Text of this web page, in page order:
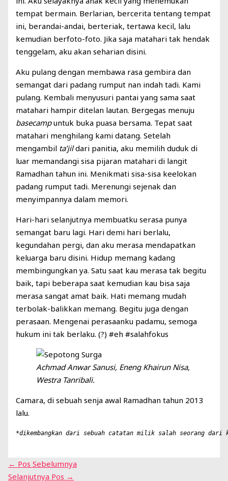
tempat bermain. Berlarian, bercerita tentang tempat
ini, berandai-andai, berteriak, tertawa kecil, lalu
kemudian berfoto-foto. Jika saja matahari tak hendak
tenggelam, aku akan seharian disini.
Aku pulang dengan membawa rasa gembira dan
semangat dari padang rumput nan indah tadi. Kami
pulang. Kembali menyusuri pantai yang sama saat
matahari hampir ditelan lautan. Bergegas menuju
basecampuntuk buka puasa bersama. Tepat saat
matahari menghilang kami datang. Setelah
mengambil ta’jildari panitia, aku memilih duduk di
luar memandangi sisa pijaran matahari di langit
Ramadhan tahun ini. Menikmati sisa-sisa keelokan
padang rumput tadi. Merenungi sejenak dan
menyimpannya dalam memori.
Hari-hari selanjutnya membuatku serasa punya
semangat baru lagi. Hari demi hari berlalu,
kegundahan pergi, dan aku merasa mendapatkan
keluarga baru disini. Hidup memang kadang
membingungkan ya. Satu saat kau merasa tak begitu
baik, tapi beberapa saat kemudian kau bisa saja
merasa sangat amat baik. Hati memang mudah
terbolak-balikkan memang. Begitu juga dengan
perasaan. Mengenai perasaanku padamu, semoga
hukum ini tak berlaku. (?) #eh #salahfokus
Achmad Anwar Sanusi, Eneng Khairun Nisa,
Westra Tanribali.
Camara, di sebuah senja awal Ramadhan tahun 2013
lalu.
*dikembangkan dari sebuah catatan milik salah seorang dari
← Pos Sebelumnya
Selanjutnya Pos →